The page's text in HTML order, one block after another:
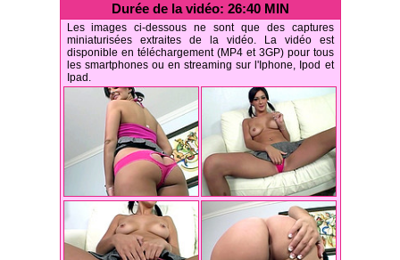
Durée de la vidéo: 26:40 MIN
Les images ci-dessous ne sont que des captures
miniaturisées extraites de la vidéo. La vidéo est
disponible en téléchargement (MP4 et 3GP) pour tous
les smartphones ou en streaming sur l'Iphone, Ipod et
Ipad.